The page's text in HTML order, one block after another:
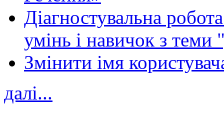
Діагностувальна
умінь і навичок з теми
Змінити імя
далі...